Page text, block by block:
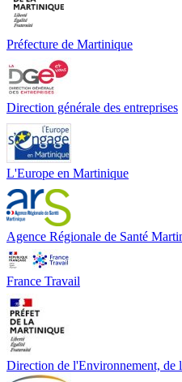
Préfecture de Martinique
Direction générale des entreprises
L'Europe en Martinique
Agence Régionale de Santé
France Travail
Direction de l'Environnement, de